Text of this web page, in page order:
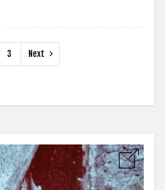
3 Next